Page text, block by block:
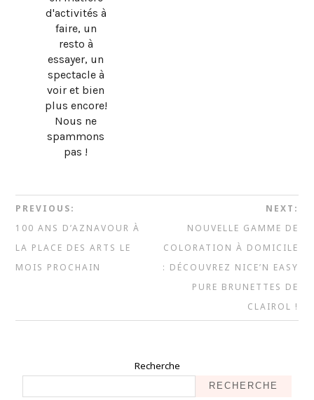
d'activités à
faire, un
resto à
essayer, un
spectacle à
voir et bien
plus encore!
Nous ne
spammons
pas !
PREVIOUS:
100 ANS D’AZNAVOUR À
LA PLACE DES ARTS LE
MOIS PROCHAIN
NEXT:
NOUVELLE GAMME DE
COLORATION À DOMICILE
: DÉCOUVREZ NICE’N EASY
PURE BRUNETTES DE
CLAIROL !
Recherche
RECHERCHE